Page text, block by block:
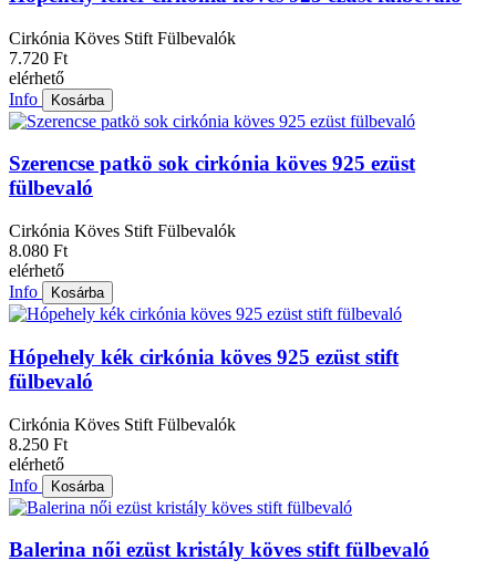
Cirkónia Köves Stift Fülbevalók
7.720 Ft
elérhető
Info
Kosárba
Szerencse patkö sok cirkónia köves 925 ezüst
fülbevaló
Cirkónia Köves Stift Fülbevalók
8.080 Ft
elérhető
Info
Kosárba
Hópehely kék cirkónia köves 925 ezüst stift
fülbevaló
Cirkónia Köves Stift Fülbevalók
8.250 Ft
elérhető
Info
Kosárba
Balerina női ezüst kristály köves stift fülbevaló